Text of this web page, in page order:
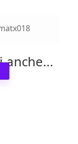
anche...